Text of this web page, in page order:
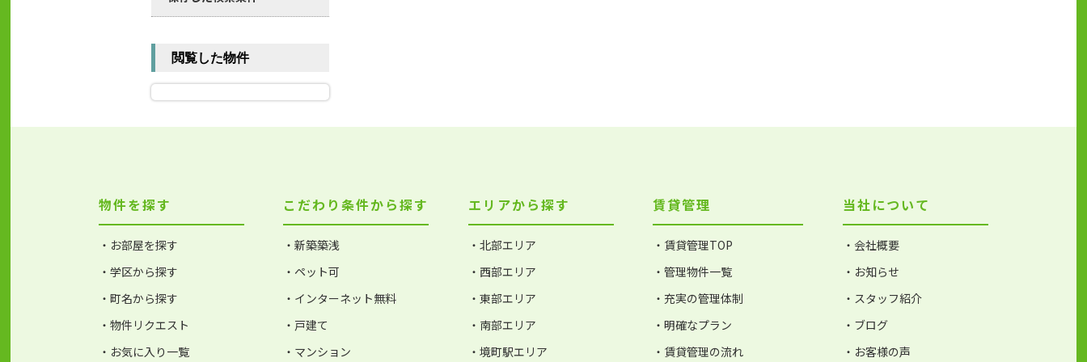
閲覧した物件
物件を探す
・お部屋を探す
・学区から探す
・町名から探す
・物件リクエスト
・お気に入り一覧
こだわり条件から探す
・新築築浅
・ペット可
・インターネット無料
・戸建て
・マンション
エリアから探す
・北部エリア
・西部エリア
・東部エリア
・南部エリア
・境町駅エリア
賃貸管理
・賃貸管理TOP
・管理物件一覧
・充実の管理体制
・明確なプラン
・賃貸管理の流れ
当社について
・会社概要
・お知らせ
・スタッフ紹介
・ブログ
・お客様の声